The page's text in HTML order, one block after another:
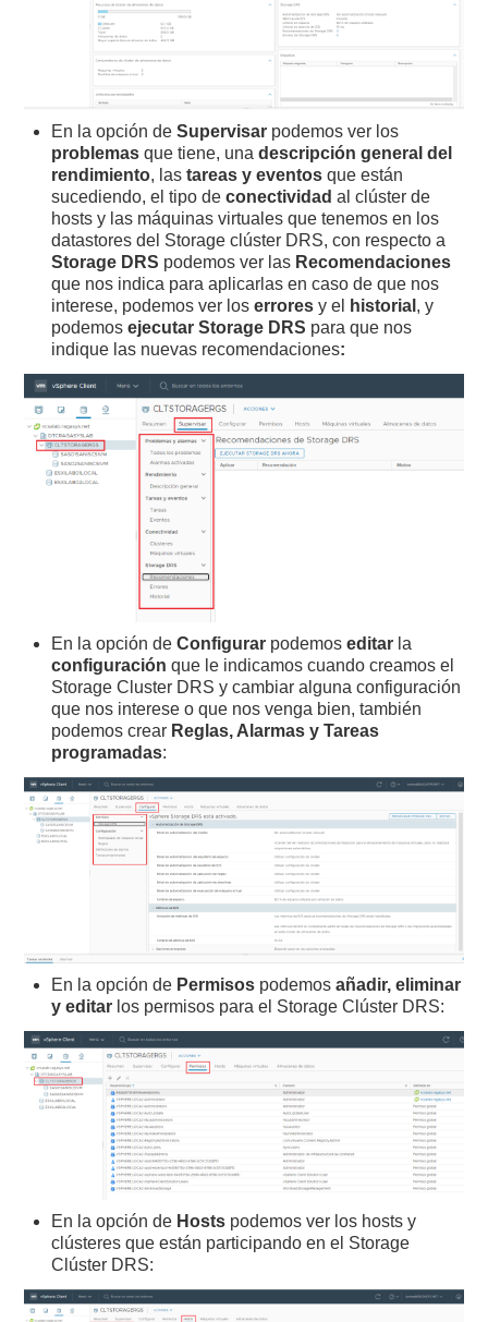
En la opción deSupervisar podemos ver los
problemas que tiene, unadescripción general del
rendimiento, lastareas y eventos que están
sucediendo, el tipo deconectividadal clúster de
hosts y las máquinas virtuales que tenemos en los
datastores del Storage clúster DRS, con respecto a
Storage DRS podemos ver las Recomendaciones
que nos indica para aplicarlas en caso de que nos
interese, podemos ver loserrores y el historial , y
podemosejecutar Storage DRS para que nos
indique las nuevas recomendaciones:
En la opción deConfigurar podemoseditar la
configuración que le indicamos cuando creamos el
Storage Cluster DRS y cambiar alguna configuración
que nos interese o que nos venga bien, también
podemos crear Reglas, Alarmas y Tareas
programadas:
En la opción de Permisos podemosañadir, eliminar
y editar los permisos para el Storage Clúster DRS:
En la opción de Hosts podemos ver los hosts y
clústeres que están participando en el Storage
Clúster DRS: